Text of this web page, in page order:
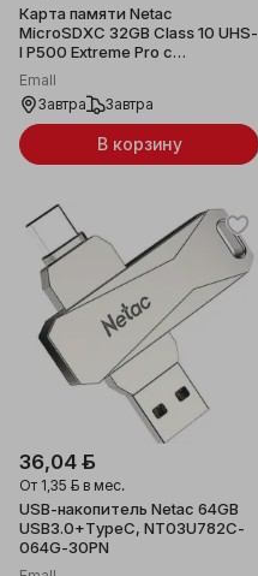
Карта памяти Netac
MicroSDXC 32GB Class 10 UHS-
I P500 Extreme Pro с
адаптером, NT02P500PRO-
032G-R
Emall
Завтра
Завтра
В корзину
36,04 ƃ
От 1,35 ƃ в мес.
USB-накопитель Netac 64GB
USB3.0+TypeC, NT03U782C-
064G-30PN